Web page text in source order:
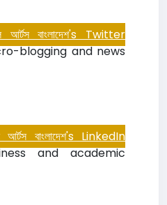
আর্টস বাংলাদেশ's Twitter
blogging and news
আর্টস বাংলাদেশ's LinkedIn
and academic